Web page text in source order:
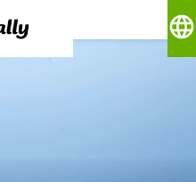
language